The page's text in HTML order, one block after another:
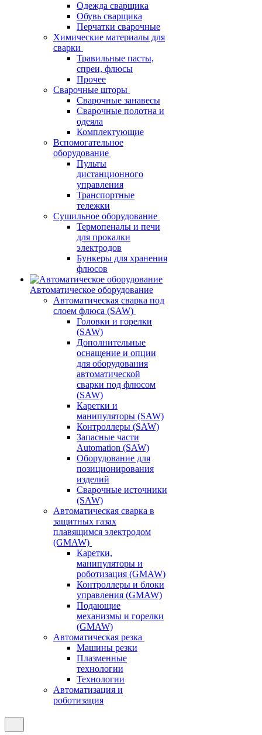
Одежда сварщика
Обувь сварщика
Перчатки сварочные
Химические материалы для
сварки
Травильные пасты,
спреи, флюсы
Прочее
Сварочные шторы
Сварочные занавесы
Сварочные полотна и
одеяла
Комплектующие
Вспомогательное
оборудование
Пульты
дистанционного
управления
Транспортные
тележки
Сушильное оборудование
Термопеналы и печи
для прокалки
электродов
Бункеры для хранения
флюсов
Автоматическое оборудование
Автоматическая сварка под
слоем флюса (SAW)
Головки и горелки
(SAW)
Дополнительные
оснащение и опции
для оборудования
автоматической
сварки под флюсом
(SAW)
Каретки и
манипуляторы (SAW)
Контроллеры (SAW)
Запасные части
Automation (SAW)
Оборудование для
позиционирования
изделий
Сварочные источники
(SAW)
Автоматическая сварка в
защитных газах
плавящимся электродом
(GMAW)
Каретки,
манипуляторы и
роботизация (GMAW)
Контроллеры и блоки
управления (GMAW)
Подающие
механизмы и горелки
(GMAW)
Автоматическая резка
Машины резки
Плазменные
технологии
Технологии
Автоматизация и
роботизация